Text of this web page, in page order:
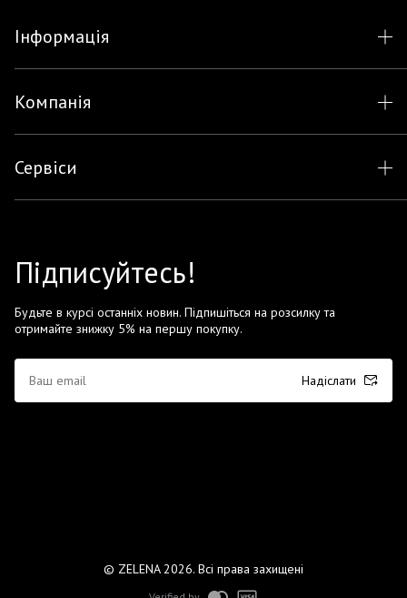
Інформація
Компанія
Сервіси
Підписуйтесь!
Будьте в курсі останніх новин. Підпишіться на розсилку та
отримайте знижку 5% на першу покупку.
Надіслати
© ZELENA 2026. Всі права захищені